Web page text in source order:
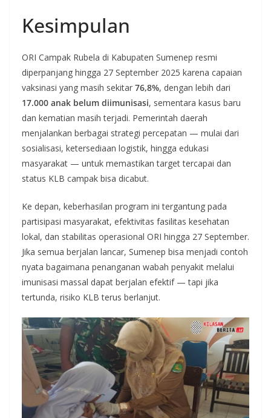
Kesimpulan
ORI Campak Rubela di Kabupaten Sumenep resmi
diperpanjang hingga 27 September 2025 karena capaian
vaksinasi yang masih sekitar 76,8%, dengan lebih dari
17.000 anak belum diimunisasi, sementara kasus baru
dan kematian masih terjadi. Pemerintah daerah
menjalankan berbagai strategi percepatan — mulai dari
sosialisasi, ketersediaan logistik, hingga edukasi
masyarakat — untuk memastikan target tercapai dan
status KLB campak bisa dicabut.
Ke depan, keberhasilan program ini tergantung pada
partisipasi masyarakat, efektivitas fasilitas kesehatan
lokal, dan stabilitas operasional ORI hingga 27 September.
Jika semua berjalan lancar, Sumenep bisa menjadi contoh
nyata bagaimana penanganan wabah penyakit melalui
imunisasi massal dapat berjalan efektif — tapi jika
tertunda, risiko KLB terus berlanjut.